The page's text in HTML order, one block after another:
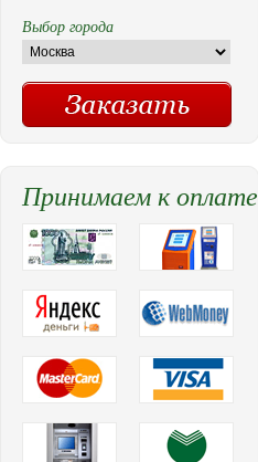
Выбор города
Принимаем к оплате